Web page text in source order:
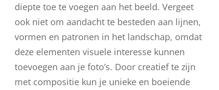
diepte toe te voegen aan het beeld. Vergeet
ook niet om aandacht te besteden aan lijnen,
vormen en patronen in het landschap, omdat
deze elementen visuele interesse kunnen
toevoegen aan je foto’s. Door creatief te zijn
met compositie kun je unieke en boeiende